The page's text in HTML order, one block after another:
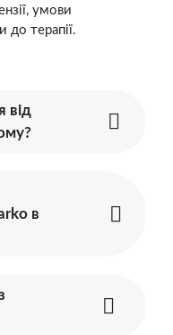
умови
до терапії.
від
в